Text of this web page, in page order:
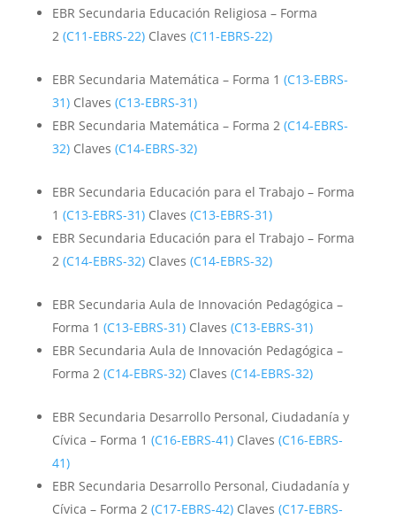
EBR Secundaria Educación Religiosa – Forma
2 (C11-EBRS-22)Claves (C11-EBRS-22)
EBR Secundaria Matemática – Forma 1 (C13-EBRS-
31)Claves (C13-EBRS-31)
EBR Secundaria Matemática – Forma 2 (C14-EBRS-
32)Claves (C14-EBRS-32)
EBR Secundaria Educación para el Trabajo – Forma
1 (C13-EBRS-31)Claves (C13-EBRS-31)
EBR Secundaria Educación para el Trabajo – Forma
2 (C14-EBRS-32)Claves (C14-EBRS-32)
EBR Secundaria Aula de Innovación Pedagógica –
Forma 1 (C13-EBRS-31)Claves (C13-EBRS-31)
EBR Secundaria Aula de Innovación Pedagógica –
Forma 2 (C14-EBRS-32)Claves (C14-EBRS-32)
EBR Secundaria Desarrollo Personal, Ciudadanía y
Cívica – Forma 1 (C16-EBRS-41)Claves (C16-EBRS-
41)
EBR Secundaria Desarrollo Personal, Ciudadanía y
Cívica – Forma 2 (C17-EBRS-42)Claves (C17-EBRS-